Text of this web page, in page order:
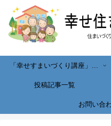
投稿記事一覧
お問い合